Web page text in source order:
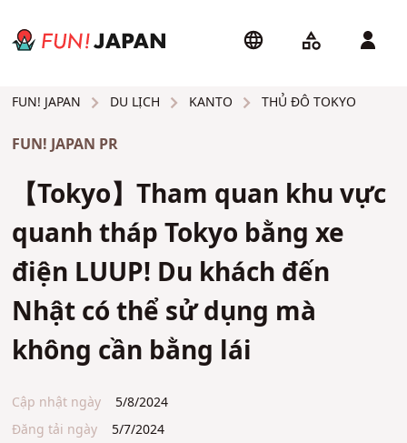
FUN! JAPAN DU LỊCH KANTO THỦ ĐÔ TOKYO
FUN! JAPAN PR
【Tokyo】Tham quan khu vực
quanh tháp Tokyo bằng xe
điện LUUP! Du khách đến
Nhật có thể sử dụng mà
không cần bằng lái
Cập nhật ngày
5/8/2024
Đăng tải ngày
5/7/2024